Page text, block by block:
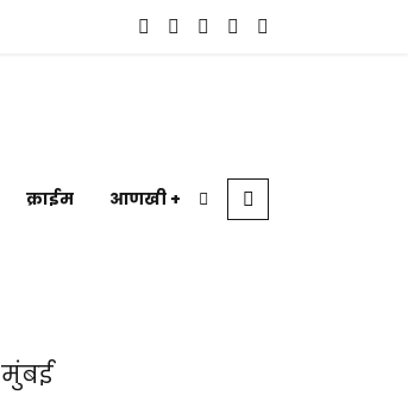
क्राईम आणखी +
मुंबई